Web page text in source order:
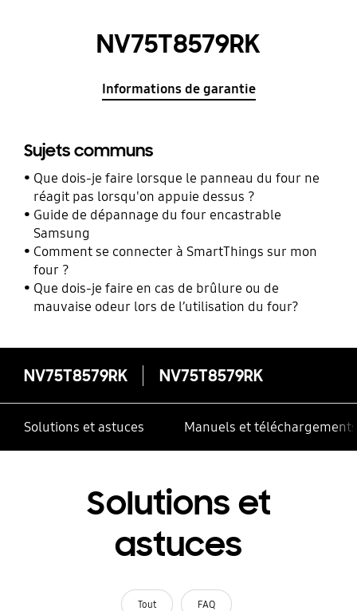
NV75T8579RK
Informations de garantie
Sujets communs
Que dois-je faire lorsque le panneau du four ne
réagit pas lorsqu'on appuie dessus ?
Guide de dépannage du four encastrable
Samsung
Comment se connecter à SmartThings sur mon
four ?
Que dois-je faire en cas de brûlure ou de
mauvaise odeur lors de l’utilisation du four?
NV75T8579RK NV75T8579RK
Solutions et astuces Manuels et téléchargements
Solutions et
astuces
Tout FAQ